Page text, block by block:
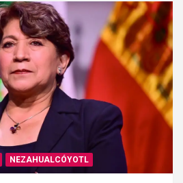
NEZAHUALCÓYOTL